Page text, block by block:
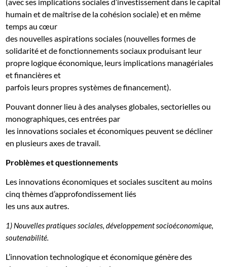
humain et de maîtrise de la cohésion sociale) et en même
temps au cœur
des nouvelles aspirations sociales (nouvelles formes de
solidarité et de fonctionnements sociaux produisant leur
propre logique économique, leurs implications managériales
et financières et
parfois leurs propres systèmes de financement).
Pouvant donner lieu à des analyses globales, sectorielles ou
monographiques, ces entrées par
les innovations sociales et économiques peuvent se décliner
en plusieurs axes de travail.
Problèmes et questionnements
Les innovations économiques et sociales suscitent au moins
cinq thèmes d’approfondissement liés
les uns aux autres.
1) Nouvelles pratiques sociales, développement socioéconomique,
soutenabilité.
L’innovation technologique et économique génère des